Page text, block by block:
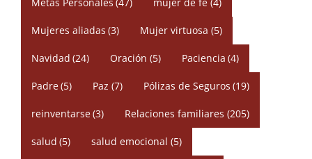
Mujeres aliadas (3) Mujer virtuosa (5)
Navidad (24) Oración (5) Paciencia (4)
Padre(5) Paz (7) Pólizas de Seguros (19)
reinventarse(3) Relaciones familiares (205)
salud (5) salud emocional (5)